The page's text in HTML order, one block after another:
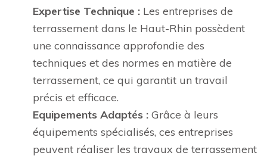
Expertise Technique : Les entreprises de
terrassement dans le Haut-Rhin possèdent
une connaissance approfondie des
techniques et des normes en matière de
terrassement, ce qui garantit un travail
précis et efficace.
Equipements Adaptés : Grâce à leurs
équipements spécialisés, ces entreprises
peuvent réaliser les travaux de terrassement